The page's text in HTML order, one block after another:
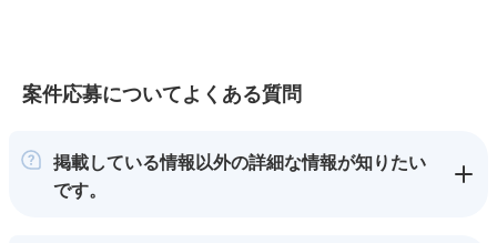
案件応募についてよくある質問
掲載している情報以外の詳細な情報が知りたい
です。